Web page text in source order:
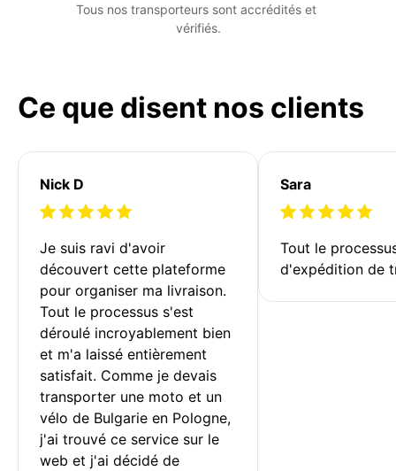
Tous nos transporteurs sont accrédités et
vérifiés.
Ce que disent nos clients
Nick D
Je suis ravi d'avoir
découvert cette plateforme
pour organiser ma livraison.
Tout le processus s'est
déroulé incroyablement bien
et m'a laissé entièrement
satisfait. Comme je devais
transporter une moto et un
vélo de Bulgarie en Pologne,
j'ai trouvé ce service sur le
web et j'ai décidé de
Sara
Tout le
d'expédition de